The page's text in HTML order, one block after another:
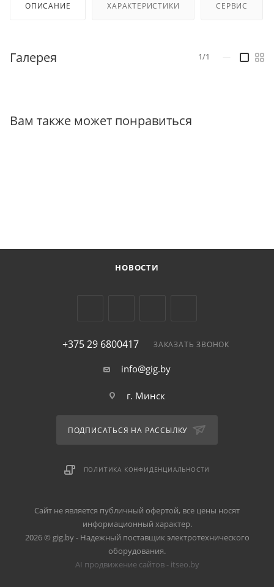
ОПИСАНИЕ ХАРАКТЕРИСТИКИ СЕРВИС
Галерея 1/1
Вам также может понравиться
НОВОСТИ
+375 29 6800417 ЗАКАЗАТЬ ЗВОНОК
info@gig.by
г. Минск
ПОДПИСАТЬСЯ НА РАССЫЛКУ
ПОЛИТИКА КОНФИДЕНЦИАЛЬНОСТИ
Сайт не является публичный офертой, все цены носят
информационный характер.
2026 © gig.by - Надежный поставщик электротехнического
оборудования.
AI продвижение сайтов - itseo.by